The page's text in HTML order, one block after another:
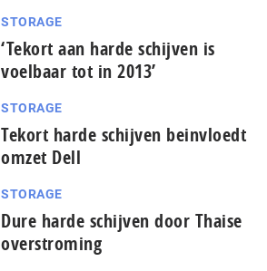
STORAGE
‘Tekort aan harde schijven is
voelbaar tot in 2013’
STORAGE
Tekort harde schijven beinvloedt
omzet Dell
STORAGE
Dure harde schijven door Thaise
overstroming